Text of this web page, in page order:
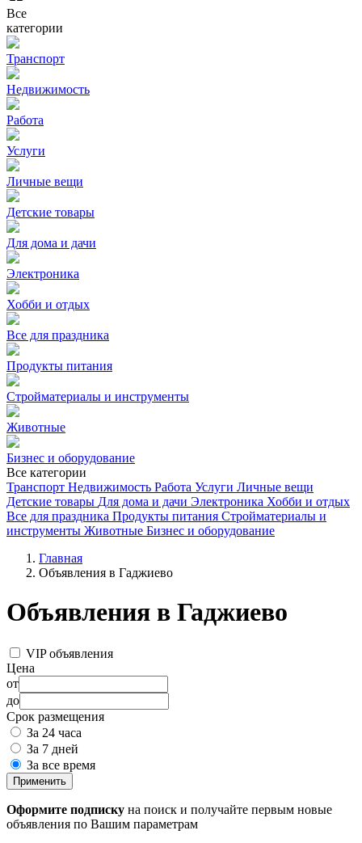
Все
категории
Транспорт
Недвижимость
Работа
Услуги
Личные вещи
Детские товары
Для дома и дачи
Электроника
Хобби и отдых
Все для праздника
Продукты питания
Стройматериалы и инструменты
Животные
Бизнес и оборудование
Все категории
Транспорт Недвижимость Работа Услуги Личные вещи
Детские товары Для дома и дачи Электроника Хобби и отдых
Все для праздника Продукты питания Стройматериалы и
инструменты Животные Бизнес и оборудование
Главная
Объявления в Гаджиево
Объявления в Гаджиево
VIP объявления
Цена
от
до
Срок размещения
За 24 часа
За 7 дней
За все время
Применить
Оформите подписку на поиск и получайте первым новые
объявления по Вашим параметрам